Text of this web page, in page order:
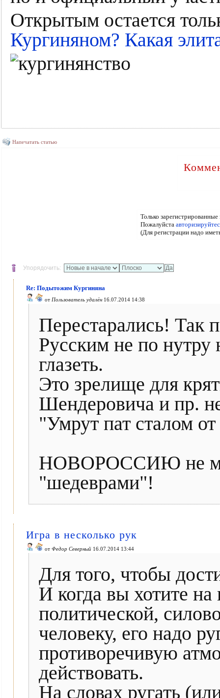
Открытым остается
Кургиняном? Какая
Напечатать статью
Только
Пожалуйста
(Для регистрации надо
Упорядочить:
Re: Подытожим Кургиняна
от Пользователь удалён 16.07.2014 14:38
Перестарались! Так
Русским не по
глазеть.
Это зрелище для
Шендеровича и пр.
"Умрут пат сталом
НОВОРОССИЮ не
"шедеврами"!
Игра в несколько рук
от Федор Северный 16.07.2014 13:44
Для того, чтобы
И когда вы хотите на
политической,
человеку, его надо
противоречивую
действовать.
На словах ругать